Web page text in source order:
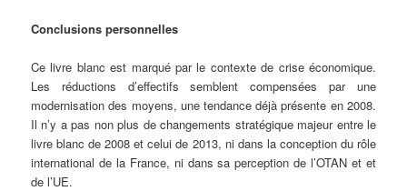
Conclusions personnelles
Ce livre blanc est marqué par le contexte de crise économique.
Les réductions d’effectifs semblent compensées par une
modernisation des moyens, une tendance déjà présente en 2008.
Il n’y a pas non plus de changements stratégique majeur entre le
livre blanc de 2008 et celui de 2013, ni dans la conception du rôle
international de la France, ni dans sa perception de l’OTAN et et
de l’UE.